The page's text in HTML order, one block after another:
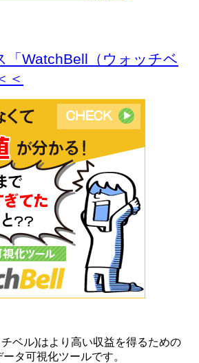
「WatchBell（ウォッチベ
＜
ベル)はより高い収益を得るための
タ可視化ツールです。